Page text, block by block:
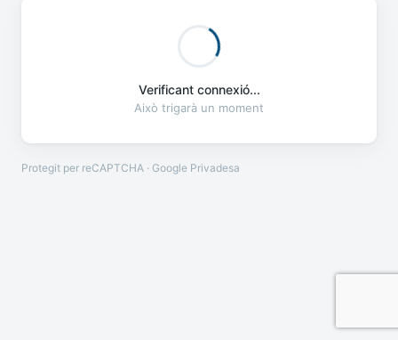
Verificant connexió...
Això trigarà un moment
Protegit per reCAPTCHA · Google Privadesa